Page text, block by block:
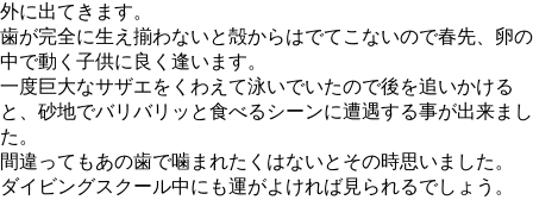
外に出てきます。
歯が完全に生え揃わないと殻からはでてこないので春先、卵の
中で動く子供に良く逢います。
一度巨大なサザエをくわえて泳いでいたので後を追いかける
と、砂地でバリバリッと食べるシーンに遭遇する事が出来まし
た。
間違ってもあの歯で噛まれたくはないとその時思いました。
ダイビングスクール中にも運がよければ見られるでしょう。